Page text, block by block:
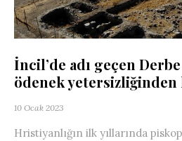
İncil’de adı geçen
ödenek yetersizliğinden
10 Ocak 2023
Hristiyanlığın ilk yıllarında